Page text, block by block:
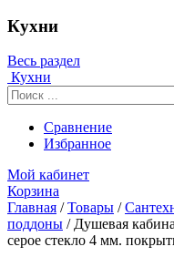
Кухни
Весь раздел
Кухни
Сравнение
Избранное
Мой кабинет
Корзина
Главная /Товары /
поддоны /Душевая
серое стекло 4 мм.